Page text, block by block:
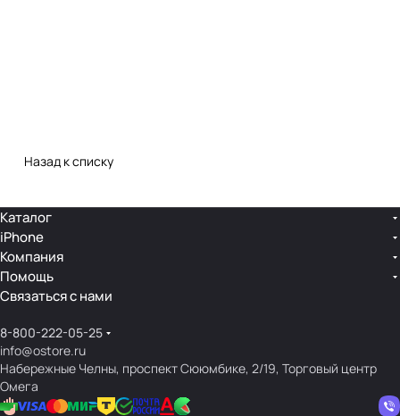
Назад к списку
Каталог
iPhone
Компания
Помощь
Связаться с нами
8-800-222-05-25
info@ostore.ru
Набережные Челны, проспект Сююмбике, 2/19, Торговый центр
Омега